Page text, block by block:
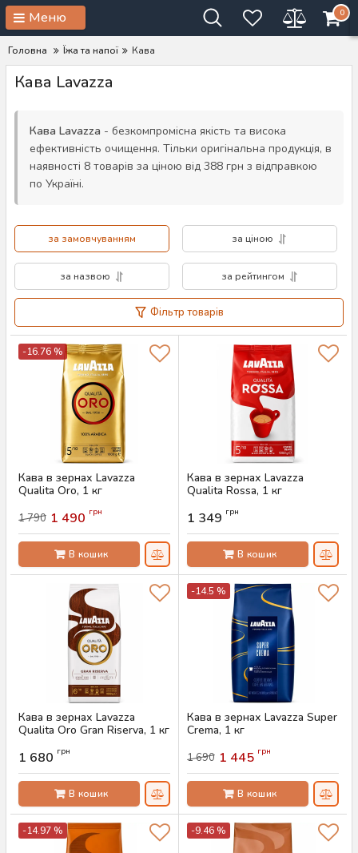
Меню 0
Головна Їжа та напої Кава
Кава Lavazza
Кава Lavazza - безкомпромісна якість та висока
ефективність очищення. Тільки оригінальна продукція, в
наявності 8 товарів за ціною від 388 грн з відправкою
по Україні.
за замовчуванням за ціною
за назвою за рейтингом
Фільтр товарів
-16.76 %
Кава в зернах Lavazza
Qualita Oro, 1 кг
1 790 1 490 грн
В кошик
Кава в зернах Lavazza
Qualita Rossa, 1 кг
1 349 грн
В кошик
Кава в зернах Lavazza
Qualita Oro Gran Riserva, 1 кг
1 680 грн
В кошик
-14.5 %
Кава в зернах Lavazza Super
Crema, 1 кг
1 690 1 445 грн
В кошик
-14.97 % -9.46 %